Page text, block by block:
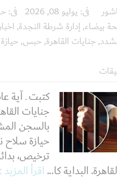
فى: يوليو 08, 2026 فى:
بيضاء, إدارة شرطة النجدة,
, جنايات القاهرة, حبس,
كتبت ـ
جنايات
حيازة
ترخيص،
البداية كا...اقرأ المزيد